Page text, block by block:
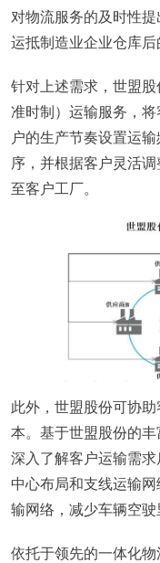
对物流服务的及时性
运抵制造业企业仓库后
针对上述需求，世盟股
准时制）运输服务，
户的生产节奏设置运
序，并根据客户灵活
至客户工厂。
此外，世盟股份可协
本。基于世盟股份的
深入了解客户运输需
中心布局和支线运输
输网络，减少车辆空驶
依托于领先的一体化